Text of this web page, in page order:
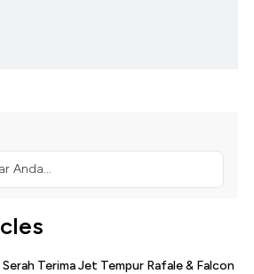
Anda...
Terima Jet Tempur Rafale & Falcon